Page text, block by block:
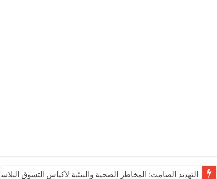
التهديد الصامت: المخاطر الصحية والبيئية لأكياس التسوق